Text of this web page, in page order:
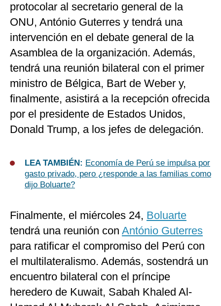
protocolar al secretario general de la
ONU, António Guterres y tendrá una
intervención en el debate general de la
Asamblea de la organización. Además,
tendrá una reunión bilateral con el primer
ministro de Bélgica, Bart de Weber y,
finalmente, asistirá a la recepción ofrecida
por el presidente de Estados Unidos,
Donald Trump, a los jefes de delegación.
LEA TAMBIÉN: Economía de Perú se impulsa por
gasto privado, pero ¿responde a las familias como
dijo Boluarte?
Finalmente, el miércoles 24, Boluarte
tendrá una reunión con António Guterres
para ratificar el compromiso del Perú con
el multilateralismo. Además, sostendrá un
encuentro bilateral con el príncipe
heredero de Kuwait, Sabah Khaled Al-